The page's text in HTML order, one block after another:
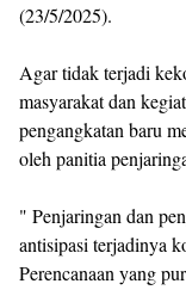
(23/5/2025).
Agar tidak terjadi
masyarakat dan
pengangkatan baru
oleh panitia
" Penjaringan dan
antisipasi terjadinya
Perencanaan yang